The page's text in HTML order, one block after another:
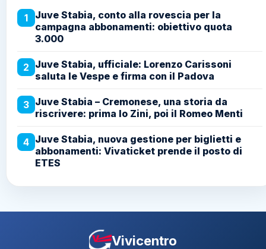
1
Juve Stabia, conto alla rovescia per la
campagna abbonamenti: obiettivo quota
3.000
2 Juve Stabia, ufficiale: Lorenzo Carissoni
saluta le Vespe e firma con il Padova
3 Juve Stabia – Cremonese, una storia da
riscrivere: prima lo Zini, poi il Romeo Menti
4 Juve Stabia, nuova gestione per biglietti e
abbonamenti: Vivaticket prende il posto di
ETES
Vivicentro